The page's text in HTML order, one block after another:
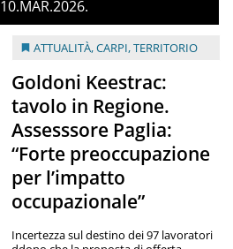
10 MAR2026
ATTUALITÀ,CARPI,TERRITORIO
Goldoni Keestrac:
tavolo in Regione.
Assesssore Paglia:
“Forte preoccupazione
per l’impatto
occupazionale”
Incertezza sul destino dei 97 lavoratori